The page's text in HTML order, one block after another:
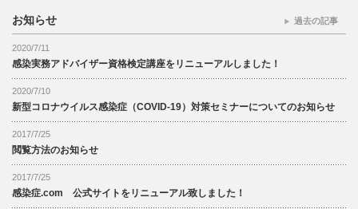
お知らせ
2020/7/11
感染実務アドバイザー資格検定講座をリニューアルしました！
2020/7/10
新型コロナウイルス感染症（COVID-19）対策セミナーについてのお知らせ
2017/7/25
閲覧方法のお知らせ
2017/7/25
感染症.com 公式サイトをリニューアル致しました！
過去の記事